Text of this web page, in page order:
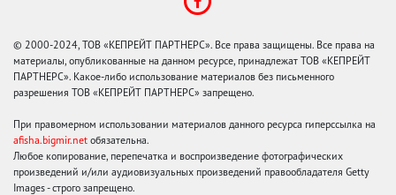
© 2000-2024, ТОВ «КЕПРЕЙТ ПАРТНЕРС». Все права защищены. Все права на
материалы, опубликованные на данном ресурсе, принадлежат ТОВ «КЕПРЕЙТ
ПАРТНЕРС». Какое-либо использование материалов без письменного
разрешения ТОВ «КЕПРЕЙТ ПАРТНЕРС» запрещено.
При правомерном использовании материалов данного ресурса гиперссылка на
afisha.bigmir.net обязательна.
Любое копирование, перепечатка и воспроизведение фотографических
произведений и/или аудиовизуальных произведений правообладателя Getty
Images - строго запрещено.